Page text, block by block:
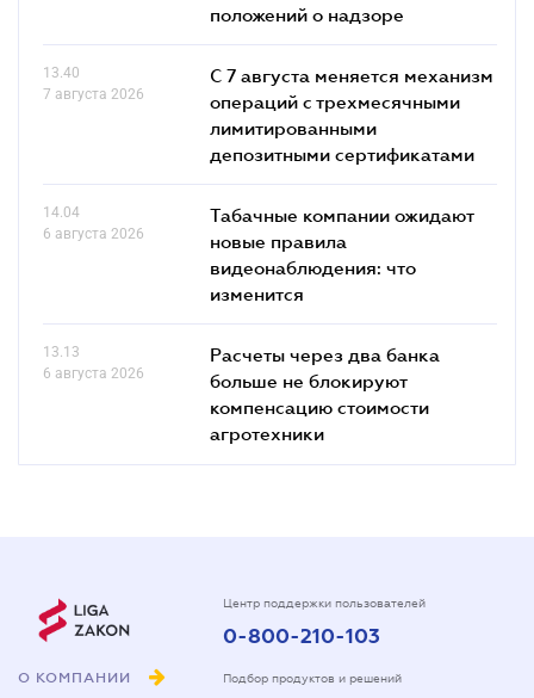
положений о надзоре
13.40
7 августа 2026
С 7 августа меняется механизм
операций с трехмесячными
лимитированными
депозитными сертификатами
14.04
6 августа 2026
Табачные компании ожидают
новые правила
видеонаблюдения: что
изменится
13.13
6 августа 2026
Расчеты через два банка
больше не блокируют
компенсацию стоимости
агротехники
О КОМПАНИИ
Центр поддержки пользователей
0-800-210-103
Подбор продуктов и решений